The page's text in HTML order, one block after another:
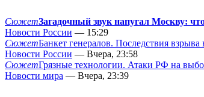
СюжетЗагадочный звук напугал Москву:
Новости России — 15:29
СюжетБанкет генералов. Последствия
Новости России — Вчера, 23:58
СюжетГрязные технологии. Атаки РФ на
Новости мира — Вчера, 23:39